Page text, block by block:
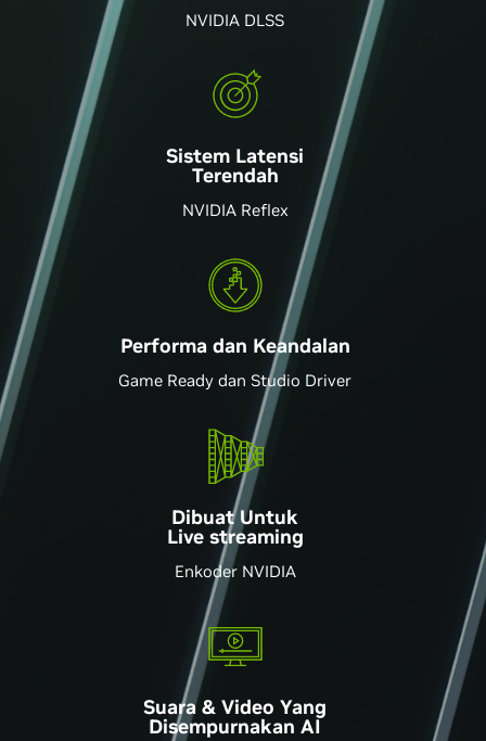
NVIDIA DLSS
Sistem Latensi
Terendah
NVIDIA Reflex
Performa dan Keandalan
Game Ready dan Studio Driver
Dibuat Untuk
Live streaming
Enkoder NVIDIA
Suara & Video Yang
Disempurnakan AI